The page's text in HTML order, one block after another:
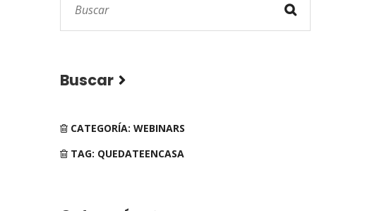
Buscar
CATEGORÍA: WEBINARS
TAG: QUEDATEENCASA